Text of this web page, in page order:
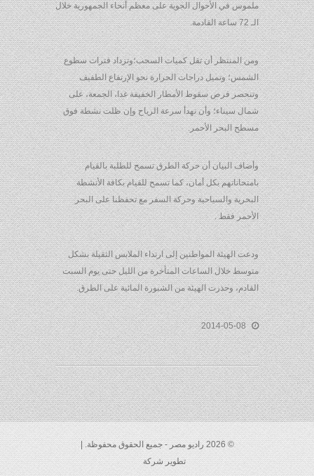
ملموس في الأحوال الجوية على معظم أنحاء الجمهورية خلال
الـ 72 ساعة القادمة.
ومن المنتظر أن تقل كميات السحب؛وتزداد فترات سطوع
الشمس؛ وتميل دراجات الحرارة نحو الإرتفاع الطفيف
وتنحصر فرص سقوط الأمطار الخفيفة غدا، الجمعة، على
شمال سيناء؛ وأن تهدأ سرعة الرياح وإن ظلت نشطة فوق
مسطح البحر الأحمر.
وأضاف البيان أن حركة الطرق تسمح للطلبة بالقيام
بامتحاناتهم بكل أمان، كما تسمح للقيام بكافة الأنشطة
البحرية والسياحية وحركة السفر مع تحفظنا على البحر
الأحمر فقط .
ودعت الهيئة المواطنين إلى ارتداء الملابس الثقيلة بشكل
متوسط خلال الساعات المتأخرة من الليل حتى يوم السبت
القادم، وحذرت الهيئة من الشبورة المائية على الطرق.
2014-05-08
© 2026 راديو مصر - جميع الحقوق محفوظة. |
تطوير شركة